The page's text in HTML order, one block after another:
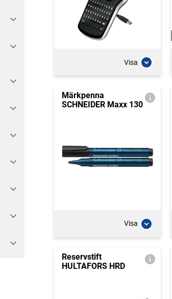
Visa
Märkpenna
SCHNEIDER Maxx 130
Visa
Reservstift
HULTAFORS HRD